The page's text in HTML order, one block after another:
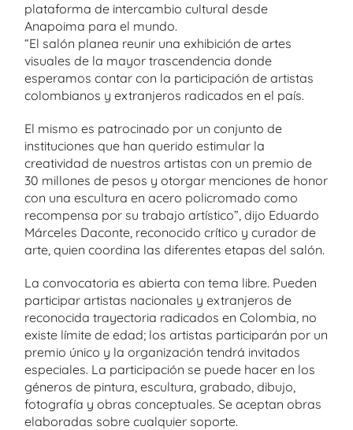
plataforma de intercambio cultural desde
Anapoima para el mundo.
“El salón planea reunir una exhibición de artes
visuales de la mayor trascendencia donde
esperamos contar con la participación de artistas
colombianos y extranjeros radicados en el país.
El mismo es patrocinado por un conjunto de
instituciones que han querido estimular la
creatividad de nuestros artistas con un premio de
30 millones de pesos y otorgar menciones de honor
con una escultura en acero policromado como
recompensa por su trabajo artístico”, dijo Eduardo
Márceles Daconte, reconocido crítico y curador de
arte, quien coordina las diferentes etapas del salón.
La convocatoria es abierta con tema libre. Pueden
participar artistas nacionales y extranjeros de
reconocida trayectoria radicados en Colombia, no
existe límite de edad; los artistas participarán por un
premio único y la organización tendrá invitados
especiales. La participación se puede hacer en los
géneros de pintura, escultura, grabado, dibujo,
fotografía y obras conceptuales. Se aceptan obras
elaboradas sobre cualquier soporte.